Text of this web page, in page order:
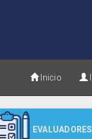
Inicio
EVALUADORES